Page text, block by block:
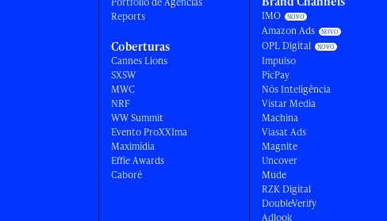
Reports
Coberturas
Cannes Lions
SXSW
MWC
NRF
WW Summit
Evento ProXXIma
Maximídia
Effie Awards
Caboré
IMO
Amazon Ads
OPL Digital
Impulso
PicPay
Nós Inteligência
Vistar Media
Machina
Viasat Ads
Magnite
Uncover
Mude
RZK Digital
DoubleVerify
Adlook